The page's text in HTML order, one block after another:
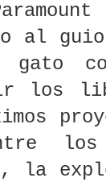
al
gato
los
la